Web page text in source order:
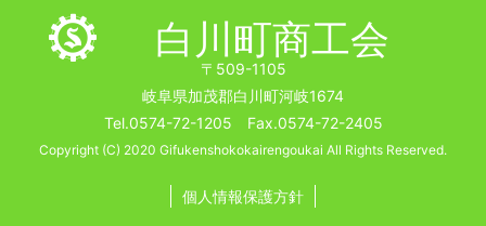
白川町商工会
〒509-1105
岐阜県加茂郡白川町河岐1674
Tel.0574-72-1205 Fax.0574-72-2405
Copyright (C) 2020 Gifukenshokokairengoukai All Rights Reserved.
個人情報保護方針